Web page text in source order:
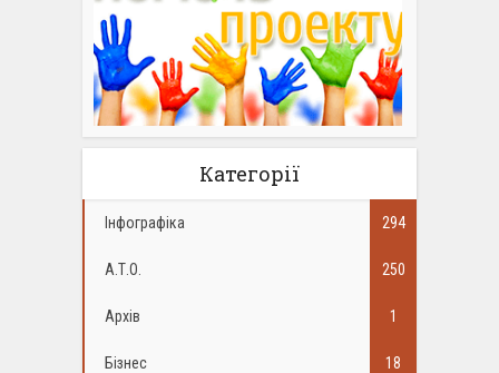
Категорії
Інфографіка 294
А.Т.О. 250
Архів 1
Бізнес 18